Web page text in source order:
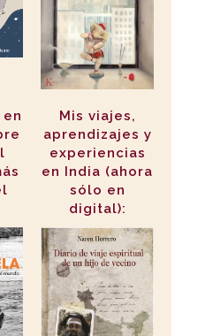
Mis viajes,
aprendizajes y
experiencias
en India (ahora
sólo en
digital):